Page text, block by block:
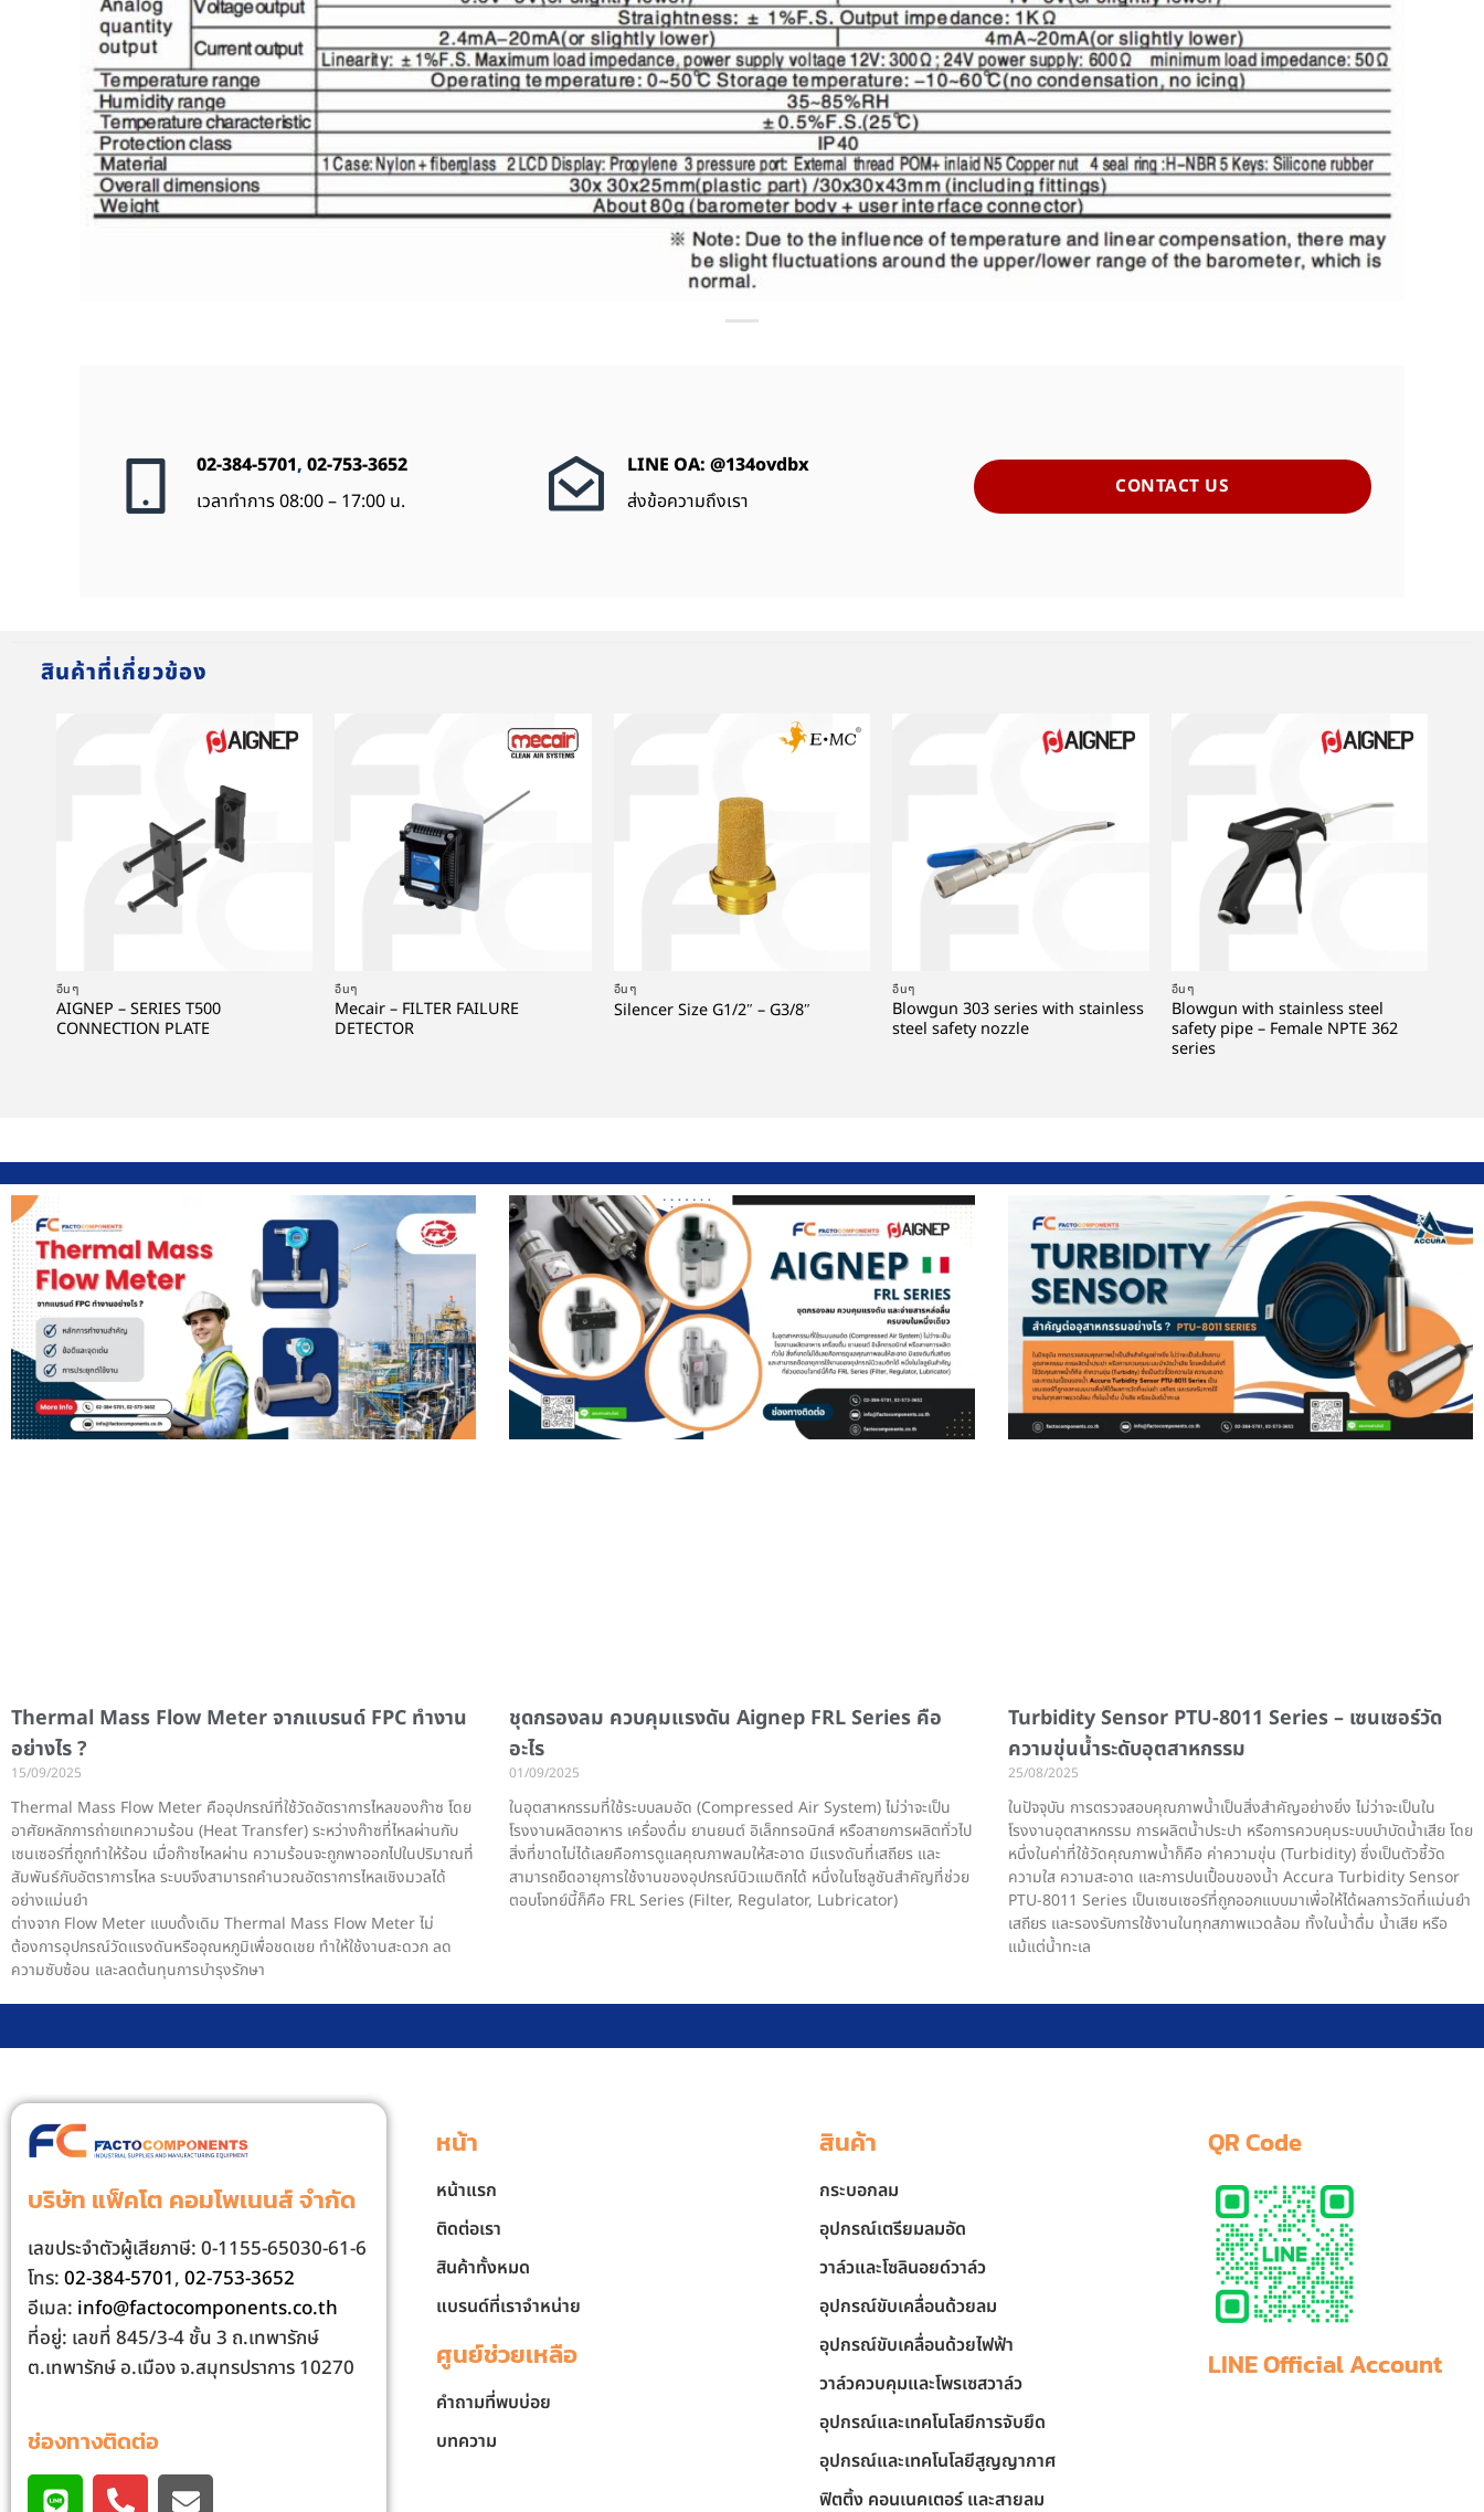
02-384-5701, 02-753-3652
เวลาทำการ 08:00 – 17:00 น.
LINE OA: @134ovdbx
ส่งข้อความถึงเรา
CONTACT US
สินค้าที่เกี่ยวข้อง
อื่นๆ
AIGNEP – SERIES T500
CONNECTION PLATE
อื่นๆ
Mecair – FILTER FAILURE
DETECTOR
อื่นๆ
Silencer Size G1/2″ – G3/8″
อื่นๆ
Blowgun 303 series with stainless
steel safety nozzle
อื่นๆ
Blowgun with stainless steel
safety pipe – Female NPTE 362
series
Thermal Mass Flow Meter จากแบรนด์ FPC ทำงาน
อย่างไร ?
15/09/2025
Thermal Mass Flow Meter คืออุปกรณ์ที่ใช้วัดอัตราการไหลของก๊าซ โดย
อาศัยหลักการถ่ายเทความร้อน (Heat Transfer) ระหว่างก๊าซที่ไหลผ่านกับ
เซนเซอร์ที่ถูกทำให้ร้อน เมื่อก๊าซไหลผ่าน ความร้อนจะถูกพาออกไปในปริมาณที่
สัมพันธ์กับอัตราการไหล ระบบจึงสามารถคำนวณอัตราการไหลเชิงมวลได้
อย่างแม่นยำ
ต่างจาก Flow Meter แบบดั้งเดิม Thermal Mass Flow Meter ไม่
ต้องการอุปกรณ์วัดแรงดันหรืออุณหภูมิเพื่อชดเชย ทำให้ใช้งานสะดวก ลด
ความซับซ้อน และลดต้นทุนการบำรุงรักษา
ชุดกรองลม ควบคุมแรงดัน Aignep FRL Series คือ
อะไร
01/09/2025
ในอุตสาหกรรมที่ใช้ระบบลมอัด (Compressed Air System) ไม่ว่าจะเป็น
โรงงานผลิตอาหาร เครื่องดื่ม ยานยนต์ อิเล็กทรอนิกส์ หรือสายการผลิตทั่วไป
สิ่งที่ขาดไม่ได้เลยคือการดูแลคุณภาพลมให้สะอาด มีแรงดันที่เสถียร และ
สามารถยืดอายุการใช้งานของอุปกรณ์นิวแมติกได้ หนึ่งในโซลูชันสำคัญที่ช่วย
ตอบโจทย์นี้ก็คือ FRL Series (Filter, Regulator, Lubricator)
Turbidity Sensor PTU-8011 Series – เซนเซอร์วัด
ความขุ่นน้ำระดับอุตสาหกรรม
25/08/2025
ในปัจจุบัน การตรวจสอบคุณภาพน้ำเป็นสิ่งสำคัญอย่างยิ่ง ไม่ว่าจะเป็นใน
โรงงานอุตสาหกรรม การผลิตน้ำประปา หรือการควบคุมระบบบำบัดน้ำเสีย โดย
หนึ่งในค่าที่ใช้วัดคุณภาพน้ำก็คือ ค่าความขุ่น (Turbidity) ซึ่งเป็นตัวชี้วัด
ความใส ความสะอาด และการปนเปื้อนของน้ำ Accura Turbidity Sensor
PTU-8011 Series เป็นเซนเซอร์ที่ถูกออกแบบมาเพื่อให้ได้ผลการวัดที่แม่นยำ
เสถียร และรองรับการใช้งานในทุกสภาพแวดล้อม ทั้งในน้ำดื่ม น้ำเสีย หรือ
แม้แต่น้ำทะเล
บริษัท แฟ็คโต คอมโพเนนส์ จํากัด
เลขประจําตัวผู้เสียภาษี: 0-1155-65030-61-6
โทร:02-384-5701,02-753-3652
อีเมล: info@factocomponents.co.th
ที่อยู่: เลขที่ 845/3-4 ชั้น 3 ถ.เทพารักษ์
ต.เทพารักษ์ อ.เมือง จ.สมุทรปราการ 10270
ช่องทางติดต่อ
หน้า
หน้าแรก
ติดต่อเรา
สินค้าทั้งหมด
แบรนด์ที่เราจำหน่าย
ศูนย์ช่วยเหลือ
คำถามที่พบบ่อย
บทความ
สินค้า
กระบอกลม
อุปกรณ์เตรียมลมอัด
วาล์วและโซลินอยด์วาล์ว
อุปกรณ์ขับเคลื่อนด้วยลม
อุปกรณ์ขับเคลื่อนด้วยไฟฟ้า
วาล์วควบคุมและโพรเซสวาล์ว
อุปกรณ์และเทคโนโลยีการจับยึด
อุปกรณ์และเทคโนโลยีสูญญากาศ
ฟิตติ้ง คอนเนคเตอร์ และสายลม
QR Code
LINE Official Account